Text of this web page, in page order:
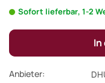
Anbieter:
Sofort lieferbar, 1-2
In